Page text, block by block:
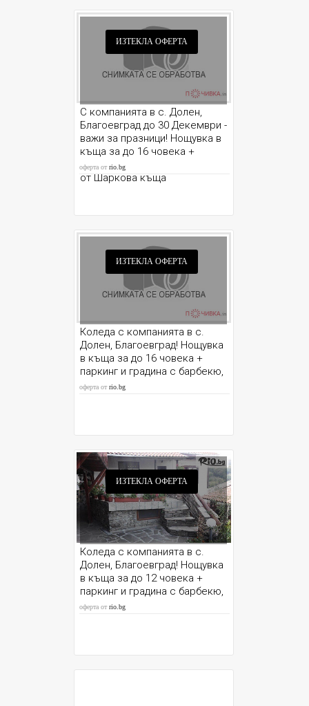
ИЗТЕКЛА ОФЕРТА
С компанията в с. Долен,
Благоевград до 30 Декември -
важи за празници! Нощувка в
къща за до 16 човека +
паркинг и градина с барбекю,
от Шаркова къща
оферта отrio.bg
ИЗТЕКЛА ОФЕРТА
Коледа с компанията в с.
Долен, Благоевград! Нощувка
в къща за до 16 човека +
паркинг и градина с барбекю,
от Шарковата къща
оферта отrio.bg
ИЗТЕКЛА ОФЕРТА
Коледа с компанията в с.
Долен, Благоевград! Нощувка
в къща за до 12 човека +
паркинг и градина с барбекю,
от Шарковата къща
оферта отrio.bg